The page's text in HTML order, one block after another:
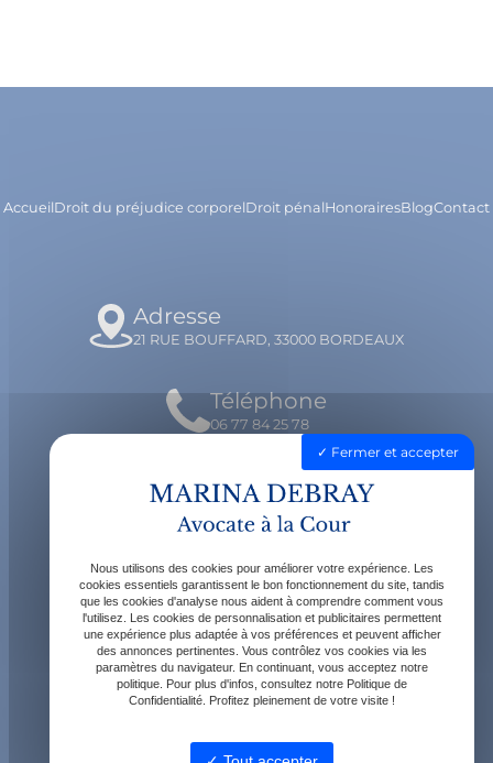
AccueilDroit du préjudice corporelDroit pénalHonorairesBlogContact
Adresse
21 RUE BOUFFARD, 33000 BORDEAUX
Téléphone
06 77 84 25 78
Email
contact@avocatdebray.fr
Horaires
Lundi - Vendredi : 9h - 19h
Fermer et accepter
Nous utilisons des cookies pour améliorer votre expérience. Les
cookies essentiels garantissent le bon fonctionnement du site, tandis
que les cookies d'analyse nous aident à comprendre comment vous
l'utilisez. Les cookies de personnalisation et publicitaires permettent
une expérience plus adaptée à vos préférences et peuvent afficher
des annonces pertinentes. Vous contrôlez vos cookies via les
paramètres du navigateur. En continuant, vous acceptez notre
politique. Pour plus d'infos, consultez notre Politique de
Confidentialité. Profitez pleinement de votre visite !